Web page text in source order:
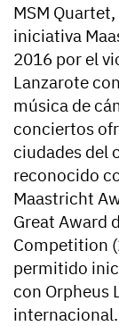
MSM
iniciativa
2016 por el
Lanzarote
música de
conciertos
ciudades del
reconocido
Maastricht
Great Award
Competition
permitido
con Orpheus
internacional.